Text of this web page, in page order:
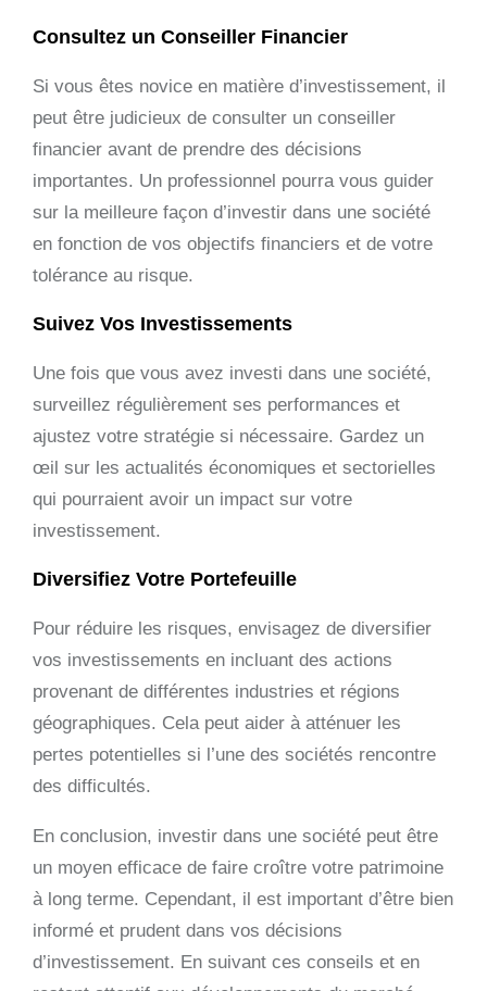
Consultez un Conseiller Financier
Si vous êtes novice en matière d’investissement, il
peut être judicieux de consulter un conseiller
financier avant de prendre des décisions
importantes. Un professionnel pourra vous guider
sur la meilleure façon d’investir dans une société
en fonction de vos objectifs financiers et de votre
tolérance au risque.
Suivez Vos Investissements
Une fois que vous avez investi dans une société,
surveillez régulièrement ses performances et
ajustez votre stratégie si nécessaire. Gardez un
œil sur les actualités économiques et sectorielles
qui pourraient avoir un impact sur votre
investissement.
Diversifiez Votre Portefeuille
Pour réduire les risques, envisagez de diversifier
vos investissements en incluant des actions
provenant de différentes industries et régions
géographiques. Cela peut aider à atténuer les
pertes potentielles si l’une des sociétés rencontre
des difficultés.
En conclusion, investir dans une société peut être
un moyen efficace de faire croître votre patrimoine
à long terme. Cependant, il est important d’être bien
informé et prudent dans vos décisions
d’investissement. En suivant ces conseils et en